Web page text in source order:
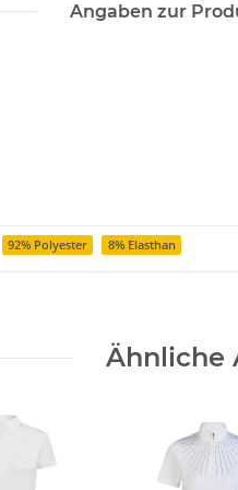
Angaben zur
92% Polyester 8% Elasthan
Ähnliche